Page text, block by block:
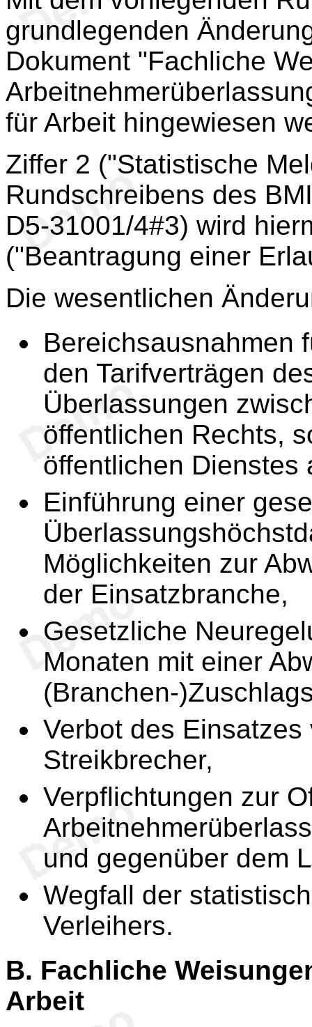
grundlegenden
Dokument "Fachliche
für Arbeit hingewiesen
Ziffer 2 ("Statistische
Rundschreibens des
D5-31001/4#3) wird
("Beantragung einer
Die wesentlichen
Bereichsausnahmen
den Tarifverträgen
Überlassungen
öffentlichen Rechts,
öffentlichen Dienstes
Einführung einer
Möglichkeiten zur
der Einsatzbranche,
Gesetzliche
Monaten mit einer
(Branchen-
Verbot des
Streikbrecher,
Verpflichtungen zur
und gegenüber dem
Wegfall der
Verleihers.
B. Fachliche
Arbeit